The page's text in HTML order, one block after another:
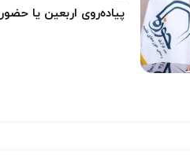
پیاده‌روی اربعین یا